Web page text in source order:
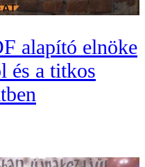
alapító elnöke
és a titkos